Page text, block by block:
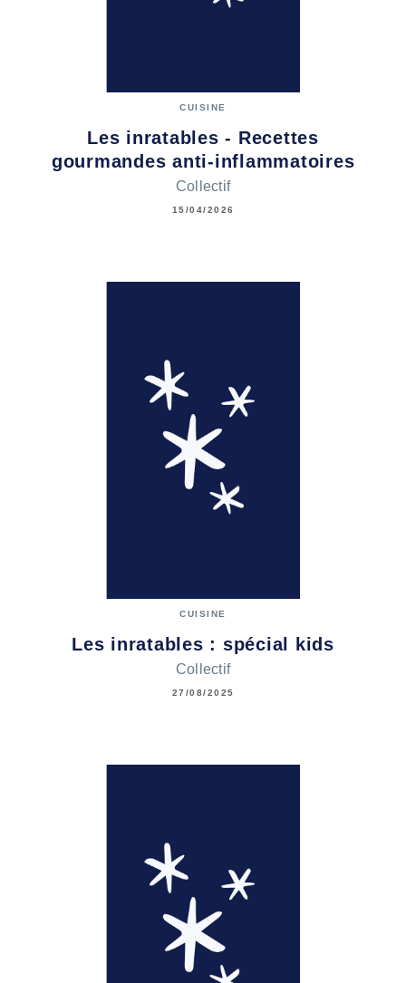
CUISINE
Les inratables - Recettes
gourmandes anti-inflammatoires
Collectif
15/04/2026
CUISINE
Les inratables : spécial kids
Collectif
27/08/2025